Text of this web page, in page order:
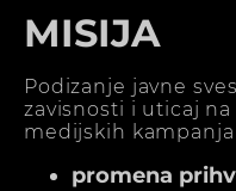
MISIJA
Podizanje javne
zavisnosti i uticaj
medijskih
promena